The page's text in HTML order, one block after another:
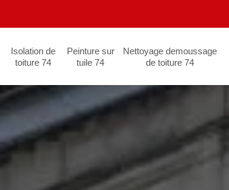
Isolation de
toiture 74
Peinture sur
tuile 74
Nettoyage demoussage
de toiture 74